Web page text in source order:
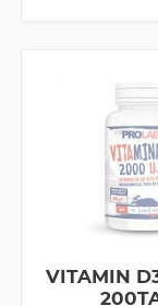
VITAMIN